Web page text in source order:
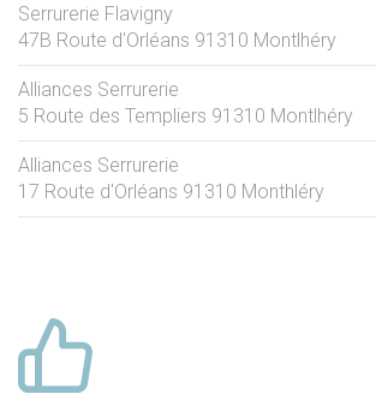
Serrurerie Flavigny
47B Route d'Orléans 91310 Montlhéry
Alliances Serrurerie
5 Route des Templiers 91310 Montlhéry
Alliances Serrurerie
17 Route d'Orléans 91310 Monthléry